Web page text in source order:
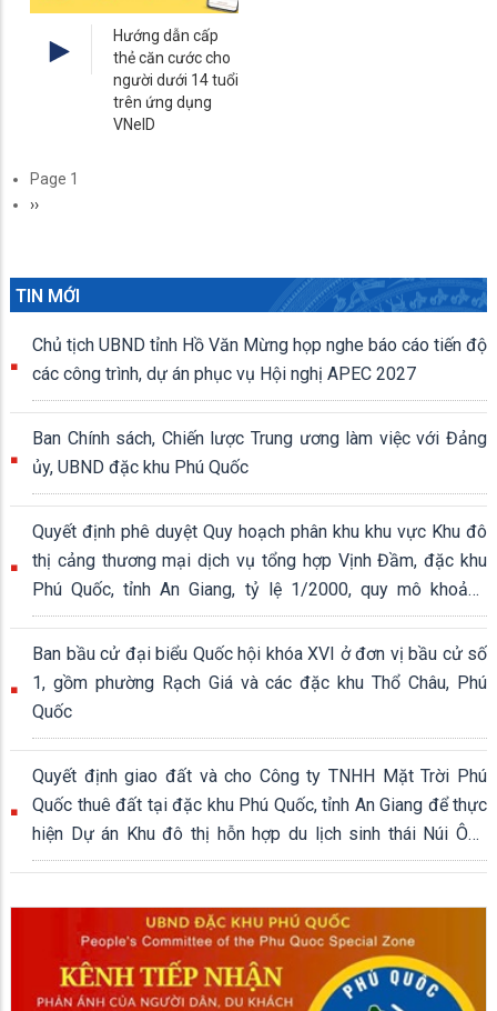
Hướng dẫn cấp
thẻ căn cước cho
người dưới 14 tuổi
trên ứng dụng
VNeID
Pagination
Page 1
Next
››
TIN MỚI
Chủ tịch UBND tỉnh Hồ Văn Mừng họp nghe báo cáo tiến độ
các công trình, dự án phục vụ Hội nghị APEC 2027
Ban Chính sách, Chiến lược Trung ương làm việc với Đảng
ủy, UBND đặc khu Phú Quốc
Quyết định phê duyệt Quy hoạch phân khu khu vực Khu đô
thị cảng thương mại dịch vụ tổng hợp Vịnh Đầm, đặc khu
Phú Quốc, tỉnh An Giang, tỷ lệ 1/2000, quy mô khoảng
339,04 ha
Ban bầu cử đại biểu Quốc hội khóa XVI ở đơn vị bầu cử số
1, gồm phường Rạch Giá và các đặc khu Thổ Châu, Phú
Quốc
Quyết định giao đất và cho Công ty TNHH Mặt Trời Phú
Quốc thuê đất tại đặc khu Phú Quốc, tỉnh An Giang để thực
hiện Dự án Khu đô thị hỗn hợp du lịch sinh thái Núi Ông
Quán